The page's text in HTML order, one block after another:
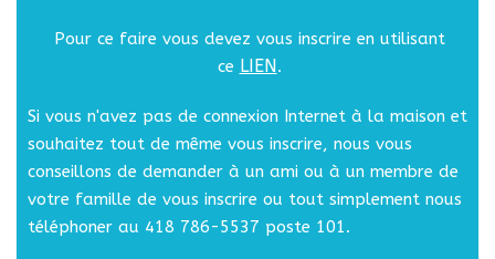
Pour ce faire vous devez vous inscrire en utilisant
ce LIEN.
Si vous n'avez pas de connexion Internet à la maison et
souhaitez tout de même vous inscrire, nous vous
conseillons de demander à un ami ou à un membre de
votre famille de vous inscrire ou tout simplement nous
téléphoner au 418 786-5537 poste 101.